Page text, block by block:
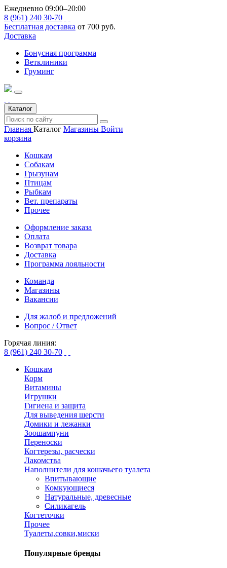
Ежедневно 09:00–20:00
8 (961) 240 30-70
Бесплатная доставка от 700 руб.
Доставка
Бонусная программа
Ветклиники
Груминг
Каталог
Главная Каталог Магазины Войти
корзина
Кошкам
Собакам
Грызунам
Птицам
Рыбкам
Вет. препараты
Прочее
Оформление заказа
Оплата
Возврат товара
Доставка
Программа лояльности
Команда
Магазины
Вакансии
Для жалоб и предложений
Вопрос / Ответ
Горячая линия:
8 (961) 240 30-70
Кошкам
Корм
Витамины
Игрушки
Гигиена и защита
Для выведения шерсти
Домики и лежанки
Зоошампуни
Переноски
Когтерезы, расчески
Лакомства
Наполнители для кошачьего туалета
Впитывающие
Комкующиеся
Натуральные, древесные
Силикагель
Когтеточки
Прочее
Туалеты,совки,миски
Популярные бренды